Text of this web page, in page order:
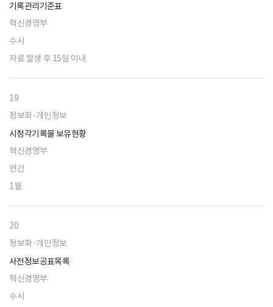
기록관리기준표
혁신경영부
수시
자료 발생 후 15일 이내
19
정보화·개인정보
시청각기록물 보유현황
혁신경영부
연간
1월
20
정보화·개인정보
사전정보공표목록
혁신경영부
수시